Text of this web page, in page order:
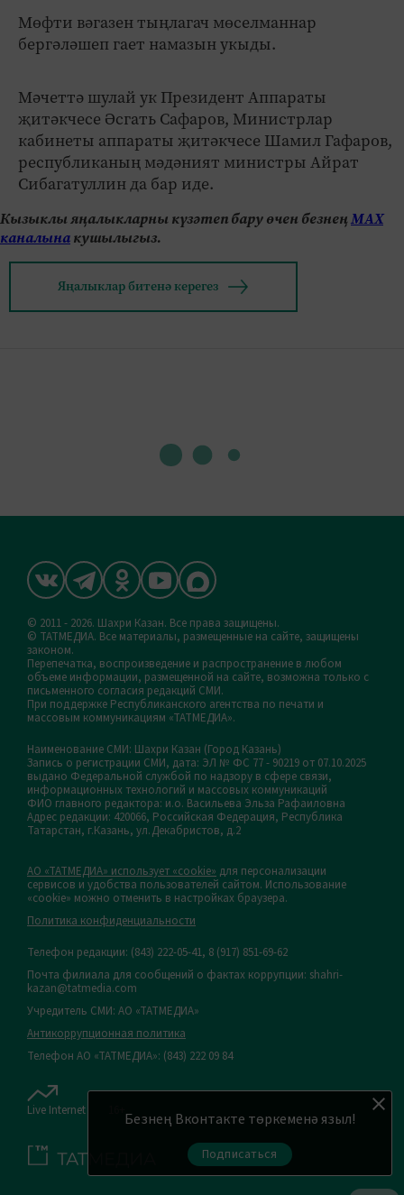
Мөфти вәгазен тыңлагач мөселманнар
бергәләшеп гает намазын укыды.
Мәчеттә шулай ук Президент Аппараты
җитәкчесе Әсгать Сафаров, Министрлар
кабинеты аппараты җитәкчесе Шамил Гафаров,
республиканың мәдәният министры Айрат
Сибагатуллин да бар иде.
Кызыклы яңалыкларны күзәтеп бару өчен безнеңМАХ
каналынакушылыгыз.
Яңалыклар битенә керегез
Безнең Вконтакте төркеменә языл!
Подписаться
© 2011 - 2026. Шахри Казан. Все права защищены.
© ТАТМЕДИА. Все материалы, размещенные на сайте, защищены
законом.
Перепечатка, воспроизведение и распространение в любом
объеме информации, размещенной на сайте, возможна только с
письменного согласия редакций СМИ.
При поддержке Республиканского агентства по печати и
массовым коммуникациям «ТАТМЕДИА».
Наименование СМИ: Шахри Казан (Город Казань)
Запись о регистрации СМИ, дата: ЭЛ № ФС 77 - 90219 от 07.10.2025
выдано Федеральной службой по надзору в сфере связи,
информационных технологий и массовых коммуникаций
ФИО главного редактора: и.о. Васильева Эльза Рафаиловна
Адрес редакции: 420066, Российская Федерация, Республика
Татарстан, г.Казань, ул.Декабристов, д.2
АО «ТАТМЕДИА» использует «cookie» для персонализации
сервисов и удобства пользователей сайтом. Использование
«cookie» можно отменить в настройках браузера.
Политика конфиденциальности
Телефон редакции: (843) 222-05-41, 8 (917) 851-69-62
Почта филиала для сообщений о фактах коррупции: shahri-
kazan@tatmedia.com
Учредитель СМИ: АО «ТАТМЕДИА»
Антикоррупционная политика
Телефон АО «ТАТМЕДИА»: (843) 222 09 84
Live Internet